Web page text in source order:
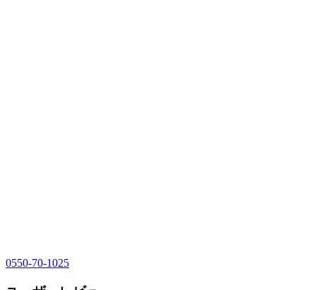
0550-70-1025